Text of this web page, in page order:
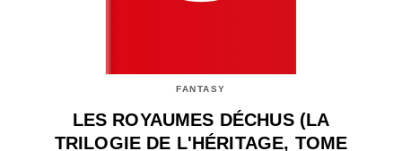
FANTASY
LES ROYAUMES DÉCHUS (LA
TRILOGIE DE L'HÉRITAGE, TOME